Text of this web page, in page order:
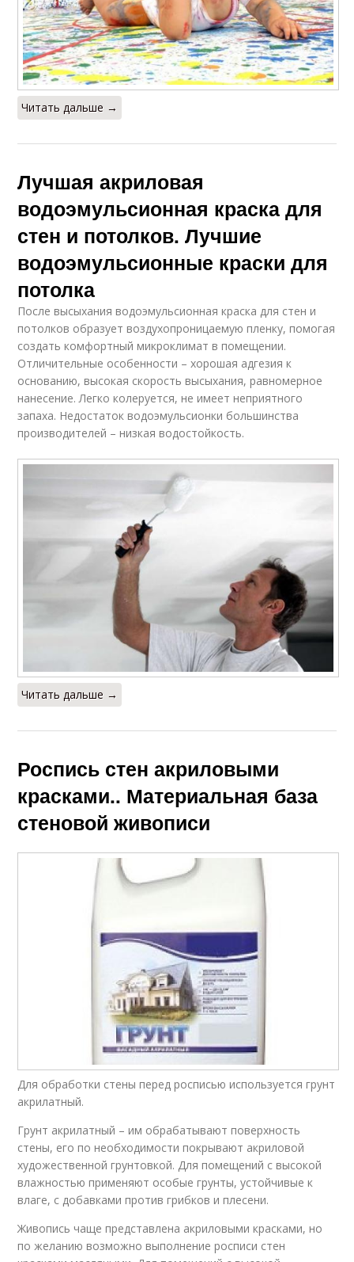
Читать дальше →
Лучшая акриловая
водоэмульсионная краска для
стен и потолков. Лучшие
водоэмульсионные краски для
потолка
После высыхания водоэмульсионная краска для стен и
потолков образует воздухопроницаемую пленку, помогая
создать комфортный микроклимат в помещении.
Отличительные особенности – хорошая адгезия к
основанию, высокая скорость высыхания, равномерное
нанесение. Легко колеруется, не имеет неприятного
запаха. Недостаток водоэмульсионки большинства
производителей – низкая водостойкость.
Читать дальше →
Роспись стен акриловыми
красками.. Материальная база
стеновой живописи
Для обработки стены перед росписью используется грунт
акрилатный.
Грунт акрилатный – им обрабатывают поверхность
стены, его по необходимости покрывают акриловой
художественной грунтовкой. Для помещений с высокой
влажностью применяют особые грунты, устойчивые к
влаге, с добавками против грибков и плесени.
Живопись чаще представлена акриловыми красками, но
по желанию возможно выполнение росписи стен